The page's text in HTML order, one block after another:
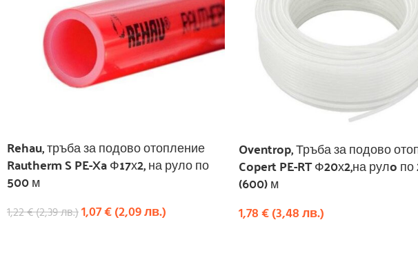
Rehau, тръба за подово отопление
Rautherm S PE-Xa Ф17х2, на руло по
500 м
1,22€(2,39лв.)1,07€(2,09лв.)
Oventrop, Тръба за подово
Copert PE-RT Ф20х2,на рулo
(600) м
1,78€(3,48лв.)